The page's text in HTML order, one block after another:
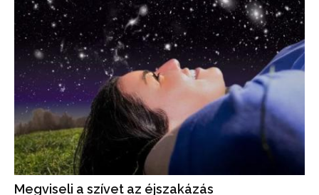
Megviseli a szívet az éjszakázás